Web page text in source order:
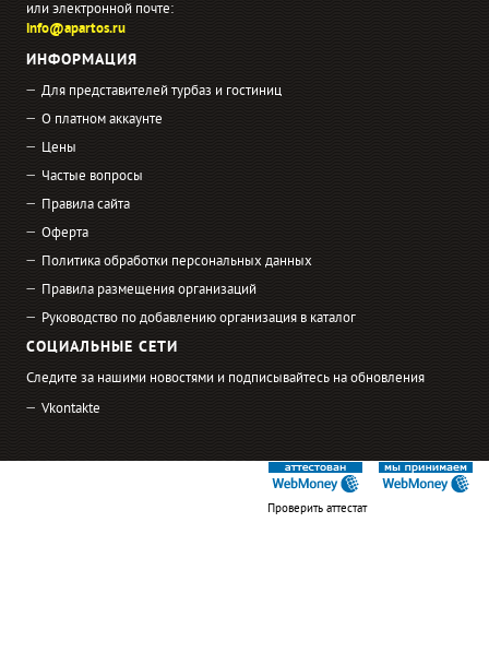
или электронной почте:
info@apartos.ru
ИНФОРМАЦИЯ
Для представителей турбаз и гостиниц
О платном аккаунте
Цены
Частые вопросы
Правила сайта
Оферта
Политика обработки персональных данных
Правила размещения организаций
Руководство по добавлению организация в каталог
СОЦИАЛЬНЫЕ СЕТИ
Следите за нашими новостями и подписывайтесь на обновления
Vkontakte
Проверить аттестат